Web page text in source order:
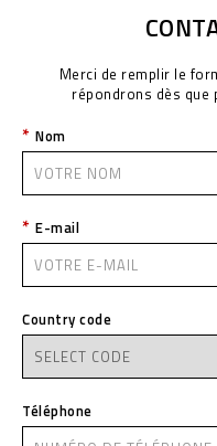
Merci de remplir le
répondrons dès que
Nom
E-mail
Country code
Téléphone